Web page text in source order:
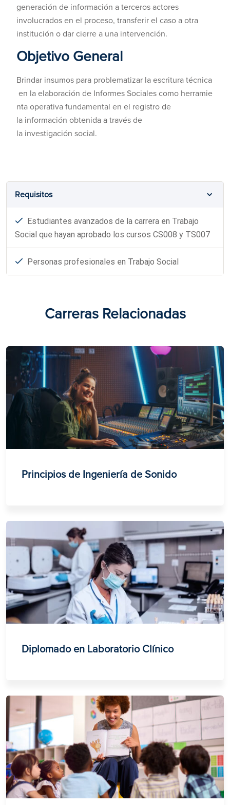
generación de información a terceros actores
involucrados en el proceso, transferir el caso a otra
institución o dar cierre a una intervención.
Objetivo General
Brindar insumos para problematizar la escritura técnica
en la elaboración de Informes Sociales como herramie
nta operativa fundamental en el registro de
la información obtenida a través de
la investigación social.
Requisitos
Estudiantes avanzados de la carrera en Trabajo
Social que hayan aprobado los cursos CS008 y TS007
Personas profesionales en Trabajo Social
Carreras Relacionadas
Principios de Ingeniería de Sonido
Diplomado en Laboratorio Clínico